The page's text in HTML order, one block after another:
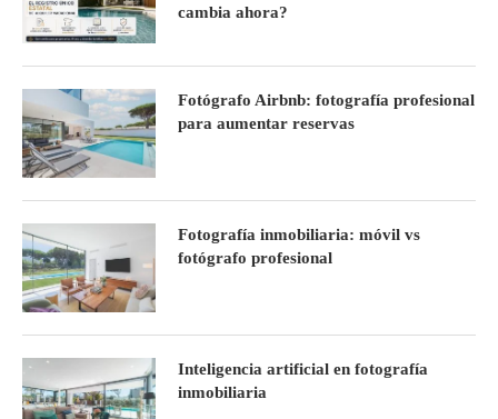
cambia ahora?
Fotógrafo Airbnb: fotografía profesional
para aumentar reservas
Fotografía inmobiliaria: móvil vs
fotógrafo profesional
Inteligencia artificial en fotografía
inmobiliaria